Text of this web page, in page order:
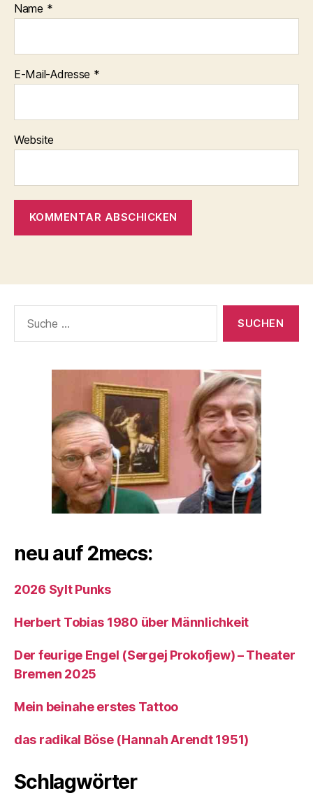
Name *
E-Mail-Adresse *
Website
nach:
neu auf 2mecs:
2026 Sylt Punks
Herbert Tobias 1980 über Männlichkeit
Der feurige Engel (Sergej Prokofjew) – Theater
Bremen 2025
Mein beinahe erstes Tattoo
das radikal Böse (Hannah Arendt 1951)
Schlagwörter